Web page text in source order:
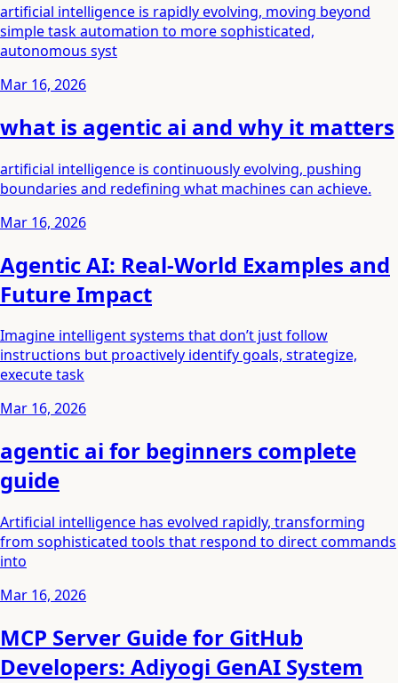
artificial intelligence is rapidly evolving, moving beyond
simple task automation to more sophisticated,
autonomous syst
Mar 16, 2026
what is agentic ai and why it matters
artificial intelligence is continuously evolving, pushing
boundaries and redefining what machines can achieve.
Mar 16, 2026
Agentic AI: Real-World Examples and
Future Impact
Imagine intelligent systems that don’t just follow
instructions but proactively identify goals, strategize,
execute task
Mar 16, 2026
agentic ai for beginners complete
guide
Artificial intelligence has evolved rapidly, transforming
from sophisticated tools that respond to direct commands
into
Mar 16, 2026
MCP Server Guide for GitHub
Developers: Adiyogi GenAI System